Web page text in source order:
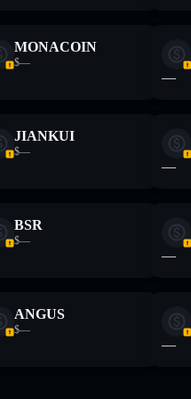
MONACOIN
$—
—
JIANKUI
$—
—
BSR
$—
—
ANGUS
$—
—